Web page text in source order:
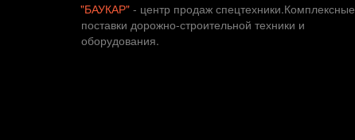
"БАУКАР" - центр продаж спецтехники.Комплексные
поставки дорожно-строительной техники и
оборудования.